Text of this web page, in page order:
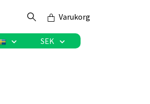
Varukorg
SEK